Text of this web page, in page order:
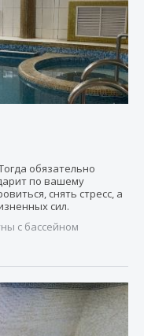
обязательно
по вашему
снять стресс, а
сил.
с бассейном